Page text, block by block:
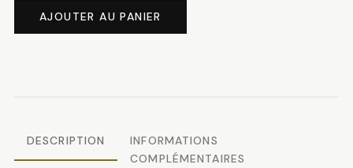
Dentelle
AJOUTER AU PANIER
DESCRIPTION
INFORMATIONS
COMPLÉMENTAIRES